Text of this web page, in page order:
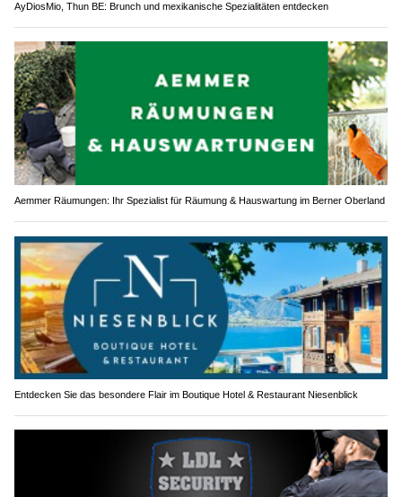
AyDiosMio, Thun BE: Brunch und mexikanische Spezialitäten entdecken
Aemmer Räumungen: Ihr Spezialist für Räumung & Hauswartung im Berner Oberland
Entdecken Sie das besondere Flair im Boutique Hotel & Restaurant Niesenblick